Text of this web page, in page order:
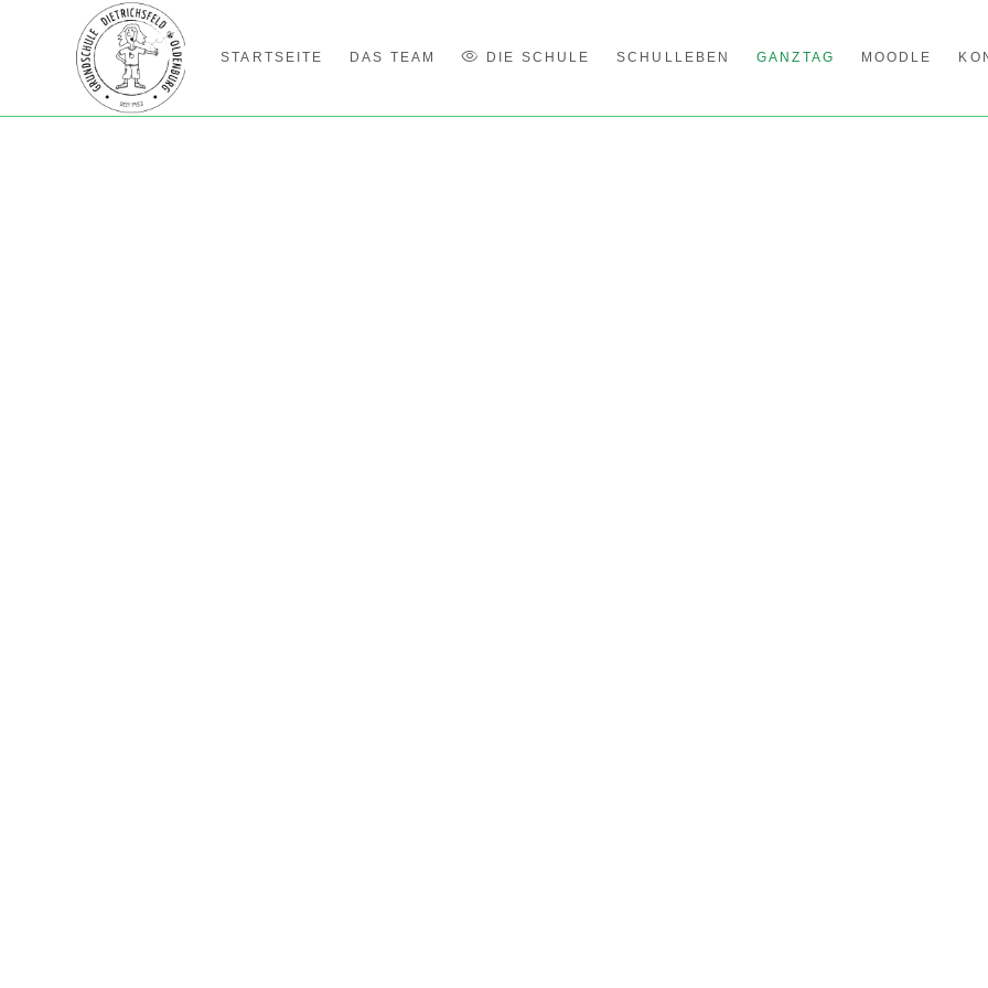
STARTSEITE DAS TEAM DIE SCHULE SCHULLEBEN GANZTAG MOODLE